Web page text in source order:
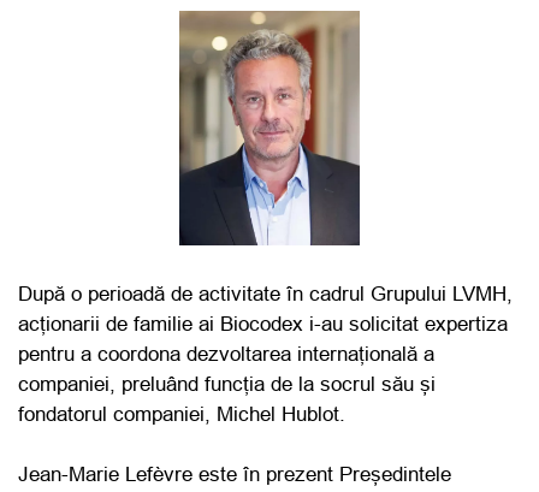
După o perioadă de activitate în cadrul Grupului LVMH,
acționarii de familie ai Biocodex i-au solicitat expertiza
pentru a coordona dezvoltarea internațională a
companiei, preluând funcția de la socrul său și
fondatorul companiei, Michel Hublot.
Jean-Marie Lefèvre este în prezent Președintele